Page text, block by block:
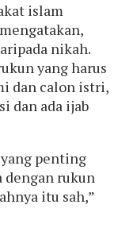
islam
nikah.
yang harus
dan calon istri,
dan ada ijab
penting
dengan rukun
itu sah,”